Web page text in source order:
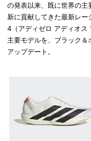
の発表以来、既に世界の
新に貢献してきた最新レー
4（アディゼロ アディオス
主要モデルを、ブラック
アップデート。